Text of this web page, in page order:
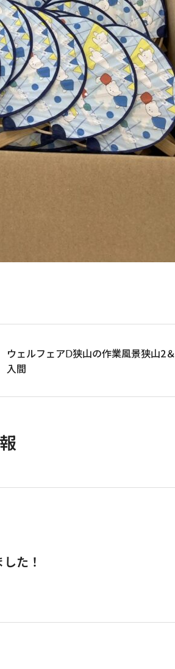
ウェルフェアⅮ狭山の作業風景狭山2＆
入間
た！